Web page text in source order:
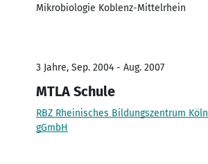
Mikrobiologie Koblenz-Mittelrhein
3 Jahre, Sep. 2004 - Aug. 2007
MTLA Schule
RBZ Rheinisches Bildungszentrum Köln
gGmbH